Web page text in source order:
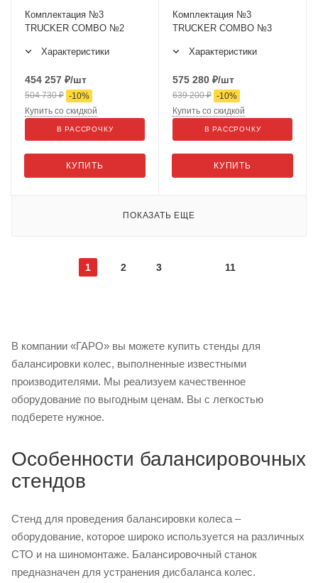
Комплектация №3
TRUCKER COMBO №2
Характеристики
454 257 ₽/шт
504 730₽ -10%
КУПИТЬ
Купить со скидкой
В РАССРОЧКУ
Комплектация №3
TRUCKER COMBO №3
Характеристики
575 280 ₽/шт
639 200₽ -10%
КУПИТЬ
Купить со скидкой
В РАССРОЧКУ
ПОКАЗАТЬ ЕЩЕ
1 2 3 11
В компании «ГАРО» вы можете купить стенды для
балансировки колес, выполненные известными
производителями. Мы реализуем качественное
оборудование по выгодным ценам. Вы с легкостью
подберете нужное.
Особенности балансировочных
стендов
Cтенд для проведения балансировки колеса –
оборудование, которое широко используется на различных
СТО и на шиномонтаже. Балансировочный станок
предназначен для устранения дисбаланса колес.